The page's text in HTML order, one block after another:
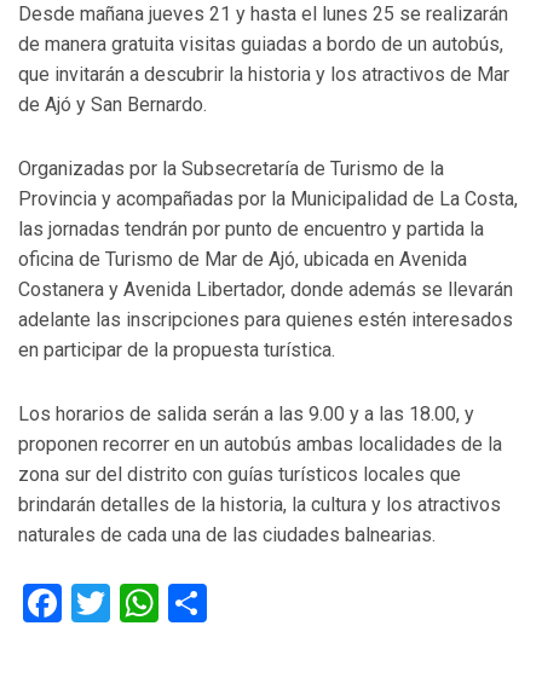
Desde mañana jueves 21 y hasta el lunes 25 se realizarán
de manera gratuita visitas guiadas a bordo de un autobús,
que invitarán a descubrir la historia y los atractivos de Mar
de Ajó y San Bernardo.
Organizadas por la Subsecretaría de Turismo de la
Provincia y acompañadas por la Municipalidad de La Costa,
las jornadas tendrán por punto de encuentro y partida la
oficina de Turismo de Mar de Ajó, ubicada en Avenida
Costanera y Avenida Libertador, donde además se llevarán
adelante las inscripciones para quienes estén interesados
en participar de la propuesta turística.
Los horarios de salida serán a las 9.00 y a las 18.00, y
proponen recorrer en un autobús ambas localidades de la
zona sur del distrito con guías turísticos locales que
brindarán detalles de la historia, la cultura y los atractivos
naturales de cada una de las ciudades balnearias.
Facebook
TwitterWhatsApp